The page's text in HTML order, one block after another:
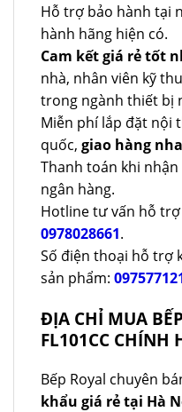
Hỗ trợ bảo hành tại
hành hãng hiện có.
Cam kết giá rẻ tốt
nhà, nhân viên kỹ
trong ngành thiết bị
Miễn phí lắp đặt nội
quốc, giao hàng
Thanh toán khi
ngân hàng.
Hotline tư vấn hỗ
0978028661.
Số điện thoại hỗ trợ
sản phẩm:
ĐỊA CHỈ MUA
FL101CC CHÍNH
Bếp Royal chuyên
khẩu giá rẻ tại Hà